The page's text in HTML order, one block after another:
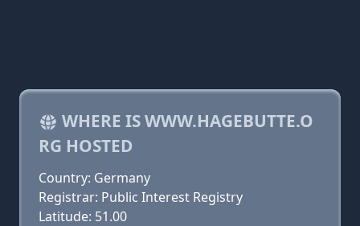
WHERE IS WWW.HAGEBUTTE.O
RG HOSTED
Country: Germany
Registrar: Public Interest Registry
Latitude: 51.00